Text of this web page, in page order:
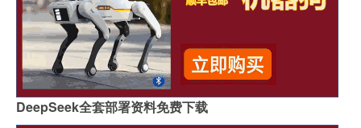
DeepSeek全套部署资料免费下载